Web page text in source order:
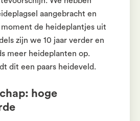
aangebracht en
moment de heideplantjes uit
zijn we 10 jaar verder en
meer heideplanten op.
dit een paars heideveld.
hoge